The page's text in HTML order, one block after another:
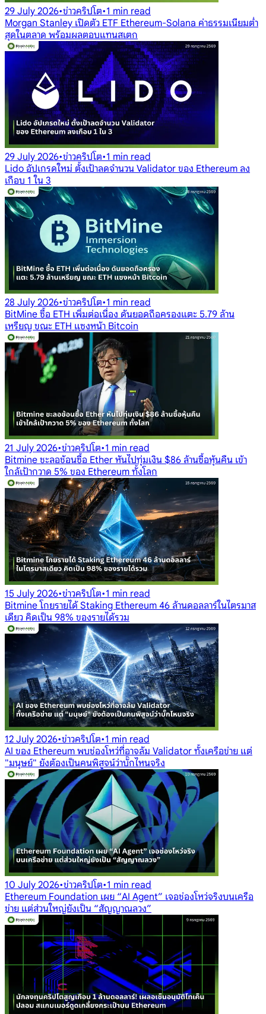
29 July 2026•ข่าวคริปโต•1 min read
Morgan Stanley เปิดตัว ETF Ethereum-Solana ค่าธรรมเนียมต่ำ
สุดในตลาด พร้อมผลตอบแทนสเตก
29 July 2026•ข่าวคริปโต•1 min read
Lido อัปเกรดใหม่ ตั้งเป้าลดจำนวน Validator ของ Ethereum ลง
เกือบ 1 ใน 3
28 July 2026•ข่าวคริปโต•1 min read
BitMine ซื้อ ETH เพิ่มต่อเนื่อง ดันยอดถือครองแตะ 5.79 ล้าน
เหรียญ ขณะ ETH แซงหน้า Bitcoin
21 July 2026•ข่าวคริปโต•1 min read
Bitmine ชะลอช้อนซื้อ Ether หันไปทุ่มเงิน $86 ล้านซื้อหุ้นคืน เข้า
ใกล้เป้ากวาด 5% ของ Ethereum ทั้งโลก
15 July 2026•ข่าวคริปโต•1 min read
Bitmine โกยรายได้ Staking Ethereum 46 ล้านดอลลาร์ในไตรมาส
เดียว คิดเป็น 98% ของรายได้รวม
12 July 2026•ข่าวคริปโต•1 min read
AI ของ Ethereum พบช่องโหว่ที่อาจล้ม Validator ทั้งเครือข่าย แต่
"มนุษย์" ยังต้องเป็นคนพิสูจน์ว่าบั๊กไหนจริง
10 July 2026•ข่าวคริปโต•1 min read
Ethereum Foundation เผย “AI Agent” เจอช่องโหว่จริงบนเครือ
ข่าย แต่ส่วนใหญ่ยังเป็น “สัญญาณลวง”